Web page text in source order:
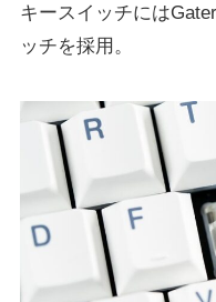
キースイッチには
ッチを採用。